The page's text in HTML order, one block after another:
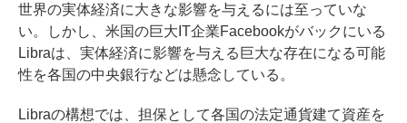
世界の実体経済に大きな影響を与えるには至っていな
い。しかし、米国の巨大IT企業Facebookがバックにいる
Libraは、実体経済に影響を与える巨大な存在になる可能
性を各国の中央銀行などは懸念している。
Libraの構想では、担保として各国の法定通貨建て資産を